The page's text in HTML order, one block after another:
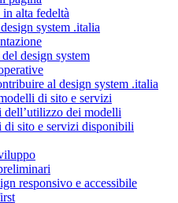
alta fedeltà
system .italia
design system
al design system .italia
di sito e servizi
dell’utilizzo dei modelli
di sito e servizi disponibili
responsivo e accessibile